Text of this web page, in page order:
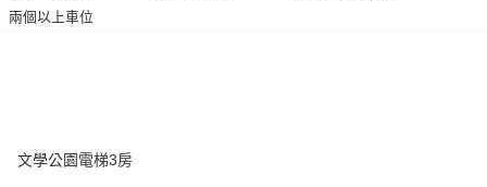
兩個以上車位